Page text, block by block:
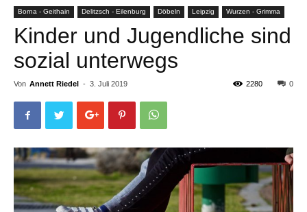
Borna - Geithain Delitzsch - Eilenburg Döbeln Leipzig Wurzen - Grimma
Kinder und Jugendliche sind
sozial unterwegs
Von Annett Riedel - 3. Juli 2019 0
2280